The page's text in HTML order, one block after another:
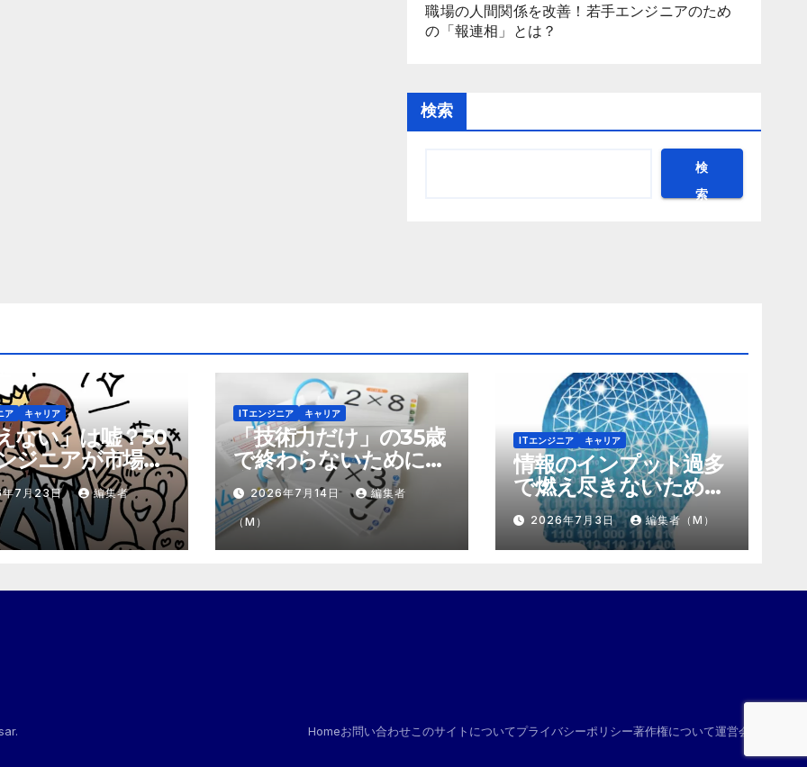
職場の人間関係を改善！若手エンジニアのため
の「報連相」とは？
検索
検
索
ア キャリア
ない」は嘘？50
ジニアが市場で
モテ」になるた
個の強み
7月23日 編集者
ITエンジニア キャリア
「技術力だけ」の35歳
で終わらないために。
市場価値を1.5倍にする
『プラスα』の掛け算
2026年7月14日 編集者
（M）
ITエンジニア キャリア
情報のインプット過多
で燃え尽きないため
の、「捨て方」と「情
報の絞り方」
2026年7月3日 編集者（M）
. Homeお問い合わせこのサイトについてプライバシーポリシー著作権について運営会社